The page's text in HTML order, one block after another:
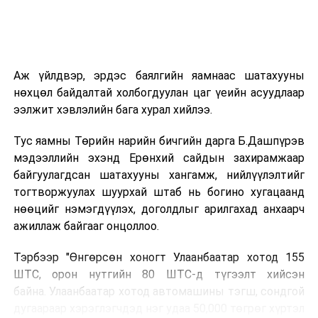
Аж үйлдвэр, эрдэс баялгийн яамнаас шатахууны
нөхцөл байдалтай холбогдуулан цаг үеийн асуудлаар
ээлжит хэвлэлийн бага хурал хийлээ.
Тус яамны Төрийн нарийн бичгийн дарга Б.Дашпүрэв
мэдээллийн эхэнд Ерөнхий сайдын захирамжаар
байгуулагдсан шатахууны хангамж, нийлүүлэлтийг
тогтворжуулах шуурхай штаб нь богино хугацаанд
нөөцийг нэмэгдүүлэх, доголдлыг арилгахад анхаарч
ажиллаж байгааг онцоллоо.
Тэрбээр "Өнгөрсөн хоногт Улаанбаатар хотод 155
ШТС, орон нутгийн 80 ШТС-д түгээлт хийсэн
байна. Улаанбаатар хотод автомашины тэгш, сондгой